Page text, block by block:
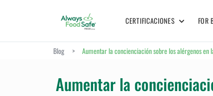
CERTIFICACIONES FOR
Blog > Aumentar la concienciación sobre los alérgenos en
Aumentar la